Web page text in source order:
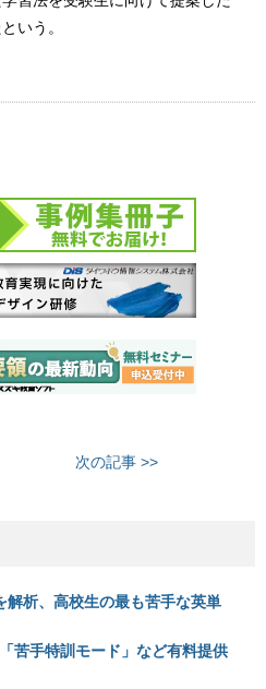
いう。
次の記事 >>
解析、高校生の最も苦手な英単
苦手特訓モード」など有料提供